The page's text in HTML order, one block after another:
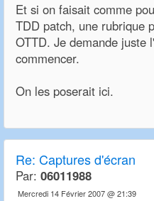
Et si on faisait comme
TDD patch, une rubrique
OTTD. Je demande juste
commencer.
On les poserait ici.
Re: Captures d'écran
Par: 06011988
Mercredi 14 Février 2007 @ 21:39